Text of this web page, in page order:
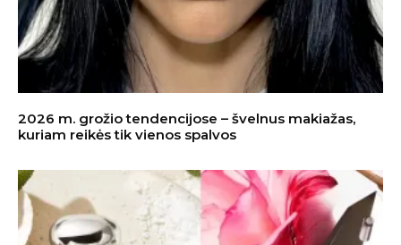
2026 m. grožio tendencijose – švelnus makiažas,
kuriam reikės tik vienos spalvos